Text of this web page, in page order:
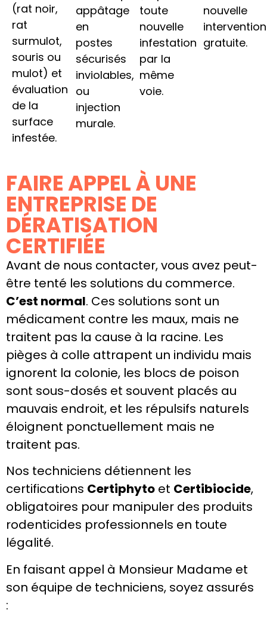
(rat noir,
rat
surmulot,
souris ou
mulot) et
évaluation
de la
surface
infestée.
appâtage
en
postes
sécurisés
inviolables,
ou
injection
murale.
toute
nouvelle
infestation
par la
même
voie.
nouvelle
intervention
gratuite.
FAIRE APPEL À UNE
ENTREPRISE DE
DÉRATISATION
CERTIFIÉE
Avant de nous contacter, vous avez peut-
être tenté les solutions du commerce.
C’est normal. Ces solutions sont un
médicament contre les maux, mais ne
traitent pas la cause à la racine. Les
pièges à colle attrapent un individu mais
ignorent la colonie, les blocs de poison
sont sous-dosés et souvent placés au
mauvais endroit, et les répulsifs naturels
éloignent ponctuellement mais ne
traitent pas.
Nos techniciens détiennent les
certifications Certiphyto et Certibiocide,
obligatoires pour manipuler des produits
rodenticides professionnels en toute
légalité.
En faisant appel à Monsieur Madame et
son équipe de techniciens, soyez assurés
: